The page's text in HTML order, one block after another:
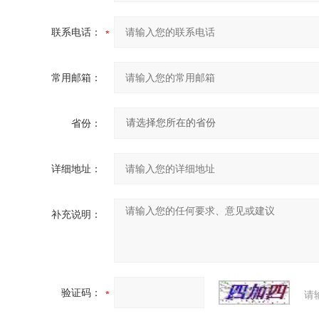
联系电话：
常用邮箱：
省份：
详细地址：
补充说明：
验证码： 请